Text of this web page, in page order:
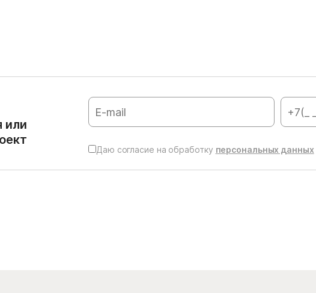
или
Даю согласие на обработку персональных данных